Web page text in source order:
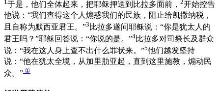
1于是，他们全体起来，把耶稣押送到比拉多面前， 2开始控告
他说：“我们查得这个人煽惑我们的民族，阻止给凯撒纳税，
且自称为默西亚君王。”3 比拉多遂问耶稣说：“你是犹太人的
君王吗？”耶稣回答说：“你说的是。”4比拉多对司祭长及群众
说：“我在这人身上查不出什么罪状来。”5他们越发坚持
说：“他在犹太全境，从加里肋亚起，直到这里施教，煽动民
众。” ①